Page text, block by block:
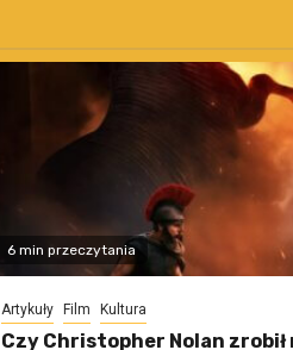
6 min przeczytania
Artykuły Film Kultura
Czy Christopher Nolan zrobił